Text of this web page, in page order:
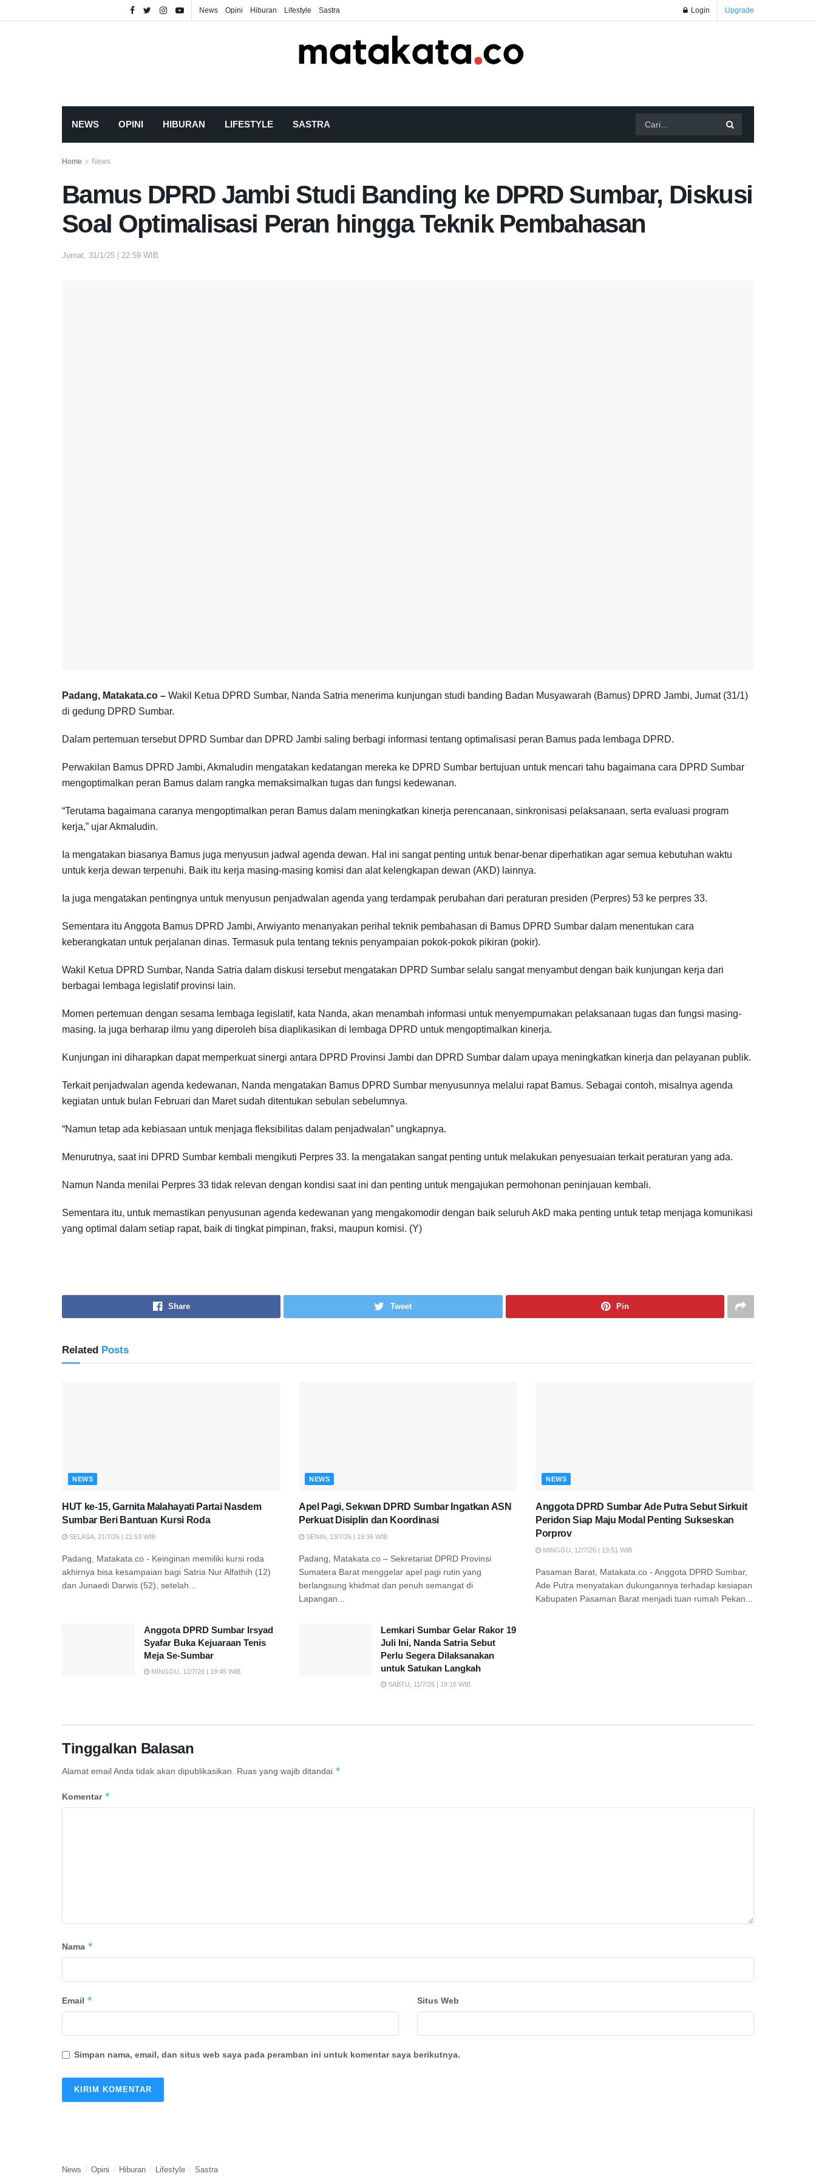
News Opini Hiburan Lifestyle Sastra Login Upgrade
NEWS OPINI HIBURAN LIFESTYLE SASTRA
Home News
Bamus DPRD Jambi Studi Banding ke DPRD Sumbar, Diskusi
Soal Optimalisasi Peran hingga Teknik Pembahasan
Jumat, 31/1/25 | 22:59 WIB
Padang, Matakata.co – Wakil Ketua DPRD Sumbar, Nanda Satria menerima kunjungan studi banding Badan Musyawarah (Bamus) DPRD Jambi, Jumat (31/1)
di gedung DPRD Sumbar.
Dalam pertemuan tersebut DPRD Sumbar dan DPRD Jambi saling berbagi informasi tentang optimalisasi peran Bamus pada lembaga DPRD.
Perwakilan Bamus DPRD Jambi, Akmaludin mengatakan kedatangan mereka ke DPRD Sumbar bertujuan untuk mencari tahu bagaimana cara DPRD Sumbar
mengoptimalkan peran Bamus dalam rangka memaksimalkan tugas dan fungsi kedewanan.
“Terutama bagaimana caranya mengoptimalkan peran Bamus dalam meningkatkan kinerja perencanaan, sinkronisasi pelaksanaan, serta evaluasi program
kerja,” ujar Akmaludin.
Ia mengatakan biasanya Bamus juga menyusun jadwal agenda dewan. Hal ini sangat penting untuk benar-benar diperhatikan agar semua kebutuhan waktu
untuk kerja dewan terpenuhi. Baik itu kerja masing-masing komisi dan alat kelengkapan dewan (AKD) lainnya.
Ia juga mengatakan pentingnya untuk menyusun penjadwalan agenda yang terdampak perubahan dari peraturan presiden (Perpres) 53 ke perpres 33.
Sementara itu Anggota Bamus DPRD Jambi, Arwiyanto menanyakan perihal teknik pembahasan di Bamus DPRD Sumbar dalam menentukan cara
keberangkatan untuk perjalanan dinas. Termasuk pula tentang teknis penyampaian pokok-pokok pikiran (pokir).
Wakil Ketua DPRD Sumbar, Nanda Satria dalam diskusi tersebut mengatakan DPRD Sumbar selalu sangat menyambut dengan baik kunjungan kerja dari
berbagai lembaga legislatif provinsi lain.
Momen pertemuan dengan sesama lembaga legislatif, kata Nanda, akan menambah informasi untuk menyempurnakan pelaksanaan tugas dan fungsi masing-
masing. Ia juga berharap ilmu yang diperoleh bisa diaplikasikan di lembaga DPRD untuk mengoptimalkan kinerja.
Kunjungan ini diharapkan dapat memperkuat sinergi antara DPRD Provinsi Jambi dan DPRD Sumbar dalam upaya meningkatkan kinerja dan pelayanan publik.
Terkait penjadwalan agenda kedewanan, Nanda mengatakan Bamus DPRD Sumbar menyusunnya melalui rapat Bamus. Sebagai contoh, misalnya agenda
kegiatan untuk bulan Februari dan Maret sudah ditentukan sebulan sebelumnya.
“Namun tetap ada kebiasaan untuk menjaga fleksibilitas dalam penjadwalan” ungkapnya.
Menurutnya, saat ini DPRD Sumbar kembali mengikuti Perpres 33. Ia mengatakan sangat penting untuk melakukan penyesuaian terkait peraturan yang ada.
Namun Nanda menilai Perpres 33 tidak relevan dengan kondisi saat ini dan penting untuk mengajukan permohonan peninjauan kembali.
Sementara itu, untuk memastikan penyusunan agenda kedewanan yang mengakomodir dengan baik seluruh AkD maka penting untuk tetap menjaga komunikasi
yang optimal dalam setiap rapat, baik di tingkat pimpinan, fraksi, maupun komisi. (Y)
Share Tweet Pin
Related Posts
NEWS
HUT ke-15, Garnita Malahayati Partai Nasdem
Sumbar Beri Bantuan Kursi Roda
SELASA, 21/7/26 | 21:53 WIB
Padang, Matakata.co - Keinginan memiliki kursi roda
akhirnya bisa kesampaian bagi Satria Nur Alfathih (12)
dan Junaedi Darwis (52), setelah...
NEWS
Apel Pagi, Sekwan DPRD Sumbar Ingatkan ASN
Perkuat Disiplin dan Koordinasi
SENIN, 13/7/26 | 19:36 WIB
Padang, Matakata.co – Sekretariat DPRD Provinsi
Sumatera Barat menggelar apel pagi rutin yang
berlangsung khidmat dan penuh semangat di
Lapangan...
NEWS
Anggota DPRD Sumbar Ade Putra Sebut Sirkuit
Peridon Siap Maju Modal Penting Sukseskan
Porprov
MINGGU, 12/7/26 | 19:51 WIB
Pasaman Barat, Matakata.co - Anggota DPRD Sumbar,
Ade Putra menyatakan dukungannya terhadap kesiapan
Kabupaten Pasaman Barat menjadi tuan rumah Pekan...
Anggota DPRD Sumbar Irsyad
Syafar Buka Kejuaraan Tenis
Meja Se-Sumbar
MINGGU, 12/7/26 | 19:45 WIB
Lemkari Sumbar Gelar Rakor 19
Juli Ini, Nanda Satria Sebut
Perlu Segera Dilaksanakan
untuk Satukan Langkah
SABTU, 11/7/26 | 19:16 WIB
Tinggalkan Balasan
Alamat email Anda tidak akan dipublikasikan. Ruas yang wajib ditandai *
Komentar *
Nama *
Email * Situs Web
Simpan nama, email, dan situs web saya pada peramban ini untuk komentar saya berikutnya.
News Opini Hiburan Lifestyle Sastra